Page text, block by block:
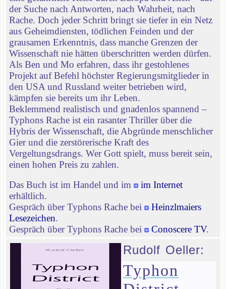
der Suche nach Antworten, nach Wahrheit, nach
Rache. Doch jeder Schritt bringt sie tiefer in ein Netz
aus Geheimdiensten, tödlichen Feinden und der
grausamen Erkenntnis, dass manche Grenzen der
Wissenschaft nie hätten überschritten werden dürfen.
Als Ben und Mo erfahren, dass ihr gestohlenes
Projekt auf Befehl höchster Regierungsmitglieder in
den USA und Russland weiter betrieben wird,
kämpfen sie bereits um ihr Leben.
Beklemmend realistisch und gnadenlos spannend –
Typhons Rache ist ein rasanter Thriller über die
Hybris der Wissenschaft, die Abgründe menschlicher
Gier und die zerstörerische Kraft des
Vergeltungsdrangs. Wer Gott spielt, muss bereit sein,
einen hohen Preis zu zahlen.
Das Buch ist im Handel und im
im Internet
erhältlich.
Gespräch über Typhons Rache bei
Heinzlmaiers
Lesezeichen.
Gespräch über Typhons Rache bei
Conoscere TV.
Rudolf Oeller:
Typhon